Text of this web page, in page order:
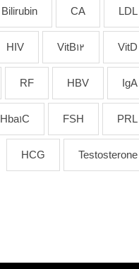
LDL
CA
Bilirubin
VitD
VitB12
HIV
IgA
HBV
RF
PRL
FSH
Hba1C
Testosterone
HCG